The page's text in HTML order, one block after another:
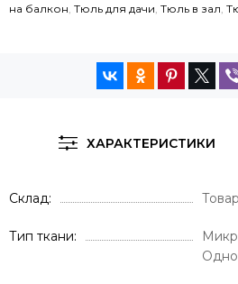
на балкон Тюль для дачи Тюль в зал
ХАРАКТЕРИСТИКИ
Склад
Тип ткани